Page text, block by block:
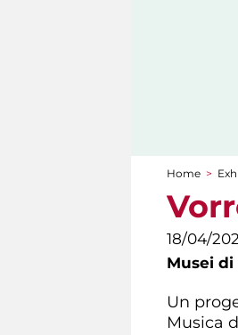
You
Home >
18/04/
Musei di
Un
Musica